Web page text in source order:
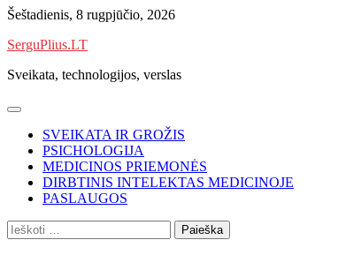
Skip
content
Šeštadienis, 8 rugpjūčio, 2026
SerguPlius.LT
Sveikata, technologijos, verslas
SVEIKATA IR GROŽIS
PSICHOLOGIJA
MEDICINOS PRIEMONĖS
DIRBTINIS INTELEKTAS MEDICINOJE
PASLAUGOS
Ieškoti: